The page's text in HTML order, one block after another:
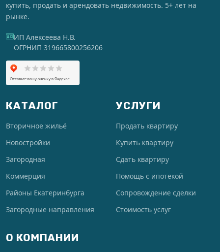
купить, продать и арендовать недвижимость. 5+ лет на
рынке.
ИП Алексеева Н.В.
ОГРНИП 319665800256206
КАТАЛОГ
Вторичное жильё
Новостройки
Загородная
Коммерция
Районы Екатеринбурга
Загородные направления
УСЛУГИ
Продать квартиру
Купить квартиру
Сдать квартиру
Помощь с ипотекой
Сопровождение сделки
Стоимость услуг
О КОМПАНИИ